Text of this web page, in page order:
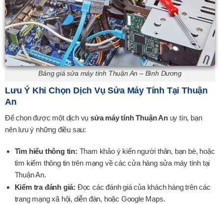
Bảng giá sửa máy tính Thuận An – Bình Dương
Lưu Ý Khi Chọn Dịch Vụ Sửa Máy Tính Tại Thuận
An
Để chọn được một dịch vụ sửa máy tính Thuận Anuy tín, bạn
nên lưu ý những điều sau:
Tìm hiểu thông tin: Tham khảo ý kiến người thân, bạn bè, hoặc
tìm kiếm thông tin trên mạng về các cửa hàng sửa máy tính tại
Thuận An.
Kiểm tra đánh giá: Đọc các đánh giá của khách hàng trên các
trang mạng xã hội, diễn đàn, hoặc Google Maps.